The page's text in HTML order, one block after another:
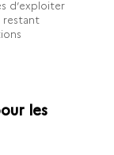
d’exploiter
restant
les